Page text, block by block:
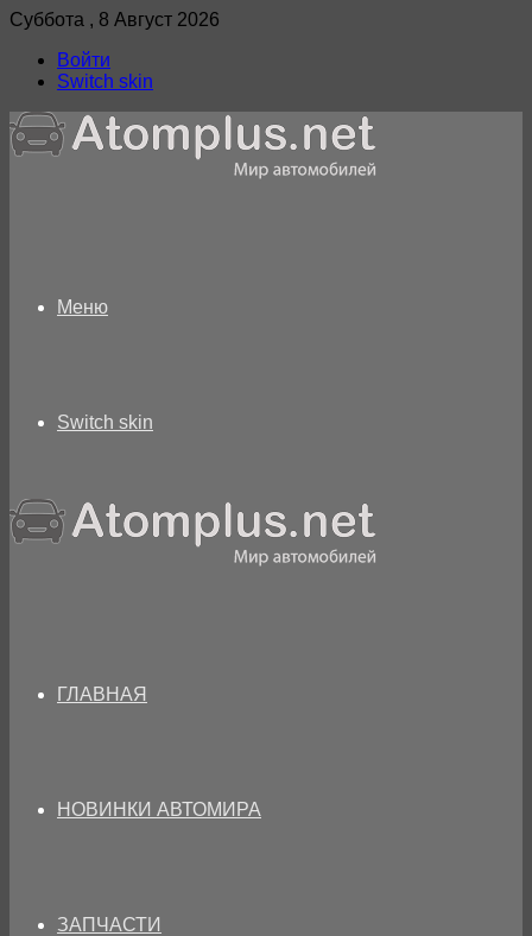
Суббота , 8 Август 2026
Войти
Switch skin
Меню
Switch skin
ГЛАВНАЯ
НОВИНКИ АВТОМИРА
ЗАПЧАСТИ